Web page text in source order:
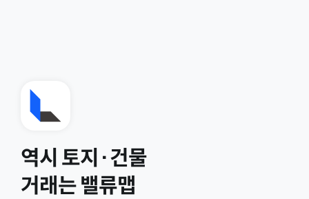
역시 토지·건물
거래는 밸류맵